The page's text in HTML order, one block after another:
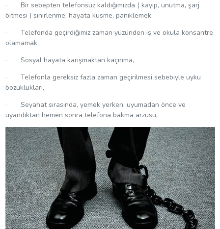
· Bir sebepten telefonsuz kaldığımızda ( kayıp, unutma, şarj
bitmesi ) sinirlenme, hayata küsme, paniklemek,
· Telefonda geçirdiğimiz zaman yüzünden iş ve okula konsantre
olamamak,
· Sosyal hayata karışmaktan kaçınma,
· Telefonla gereksiz fazla zaman geçirilmesi sebebiyle uyku
bozuklukları,
· Seyahat sırasında, yemek yerken, uyumadan önce ve
uyandıktan hemen sonra telefona bakma arzusu,